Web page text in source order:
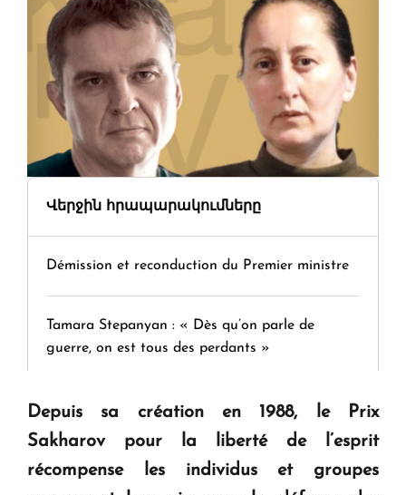
Վերջին հրապարակումները
Démission et reconduction du Premier ministre
Tamara Stepanyan : « Dès qu’on parle de
guerre, on est tous des perdants »
" Tant qu'il n'existe pas d'alternative concrète, la
question d'un référendum ne se pose pas. "
KASA : 30 ans d'audace, de résilience et d'avenir
Depuis sa création en 1988, le Prix
Sakharov pour la liberté de l’esprit
récompense les individus et groupes